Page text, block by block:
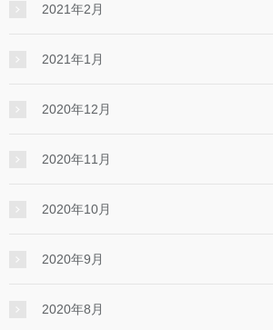
2021年2月
2021年1月
2020年12月
2020年11月
2020年10月
2020年9月
2020年8月